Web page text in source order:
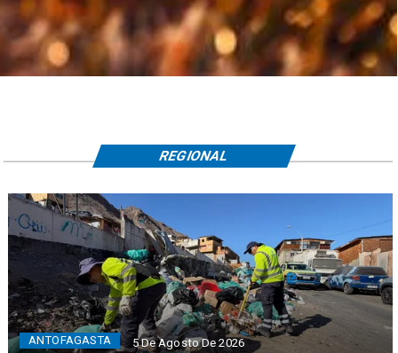
ANTOFAGASTA 5 De Agosto De 2026
REGIONAL